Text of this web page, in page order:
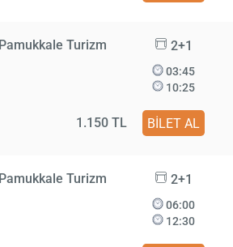
Pamukkale Turizm 2+1
03:45
10:25
1.150 TL BİLET AL
Pamukkale Turizm 2+1
06:00
12:30